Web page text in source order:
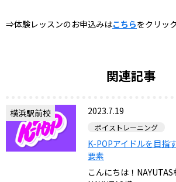
⇒体験レッスンのお申込みはこちらをクリック
関連記事
横浜駅前校 2023.7.19
ボイストレーニング
K-POPアイドルを目指
要素
こんにちは！